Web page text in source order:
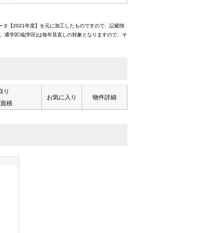
【2021年度】を元に加工したものですので、記載情
通学区域(学区)は毎年見直しの対象となりますので、そ
り
積
お気に入り 物件詳細